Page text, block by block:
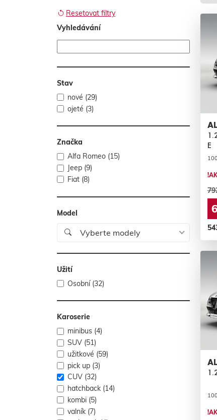
Resetovat filtry
Vyhledávání
Stav
nové (29)
ojeté (3)
Značka
Alfa Romeo (15)
Jeep (9)
Fiat (8)
Model
Vyberte modely
Užití
Osobní (32)
Karoserie
minibus (4)
SUV (51)
užitkové (59)
pick up (3)
CUV (32)
hatchback (14)
kombi (5)
valník (7)
E